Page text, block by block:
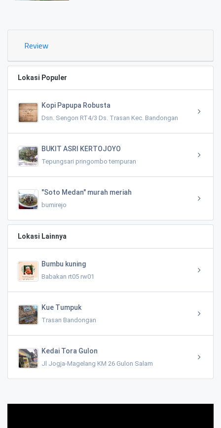
Review
Lokasi Populer
Kopi Papupa Robusta
Dsn. Sengon RT4/3 Ds. Trasan Kec. Bandongan
BUKIT ASRI KERTOJOYO
Tepungsari pringombo tempuran
"Soto Medan" murah meriah
bumirejo
Lokasi Lainnya
Bumbu kuning
Babakan rt05 rw01
Kue Tumpuk
Trasan Bandongan
Kedai Tora Gulon
Jl Jogja-Magelang KM 26 Gulon Salam